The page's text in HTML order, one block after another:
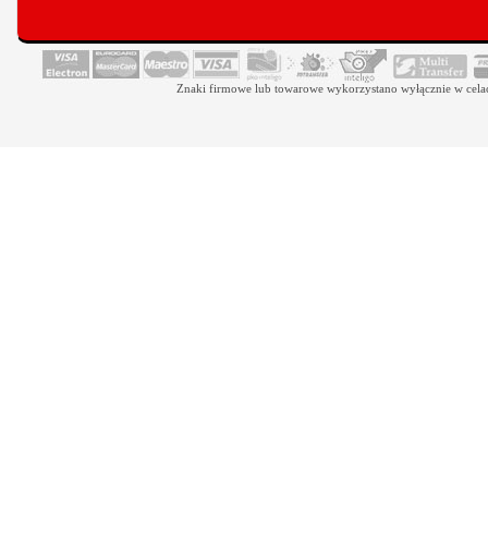
Znaki firmowe lub towarowe wykorzystano wyłącznie w